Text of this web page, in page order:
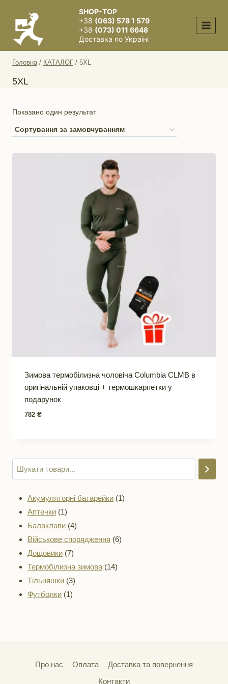
вмісту
SHOP-TOP
+38 (063) 578 1 579
+38 (073) 011 6648
Доставка по Україні
Головна / КАТАЛОГ / 5XL
5XL
Показано один результат
Зимова термобілизна чоловіча Columbia CLMB в
оригінальній упаковці + термошкарпетки у
подарунок
782 ₴
Акумуляторні батарейки 11
Аптечки 11
товар
Балаклави 44
товари
Військове спорядження 66
Дощовики 77
товарів
Термобілизна зимова 1414
Тільняшки 33
Футболки 11
Про нас Оплата
Доставка та повернення
Контакти